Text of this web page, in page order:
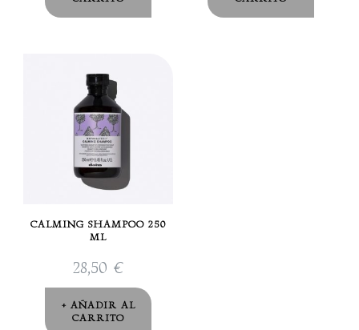
CALMING SHAMPOO 250
ML
28,50 €
AÑADIR AL
CARRITO